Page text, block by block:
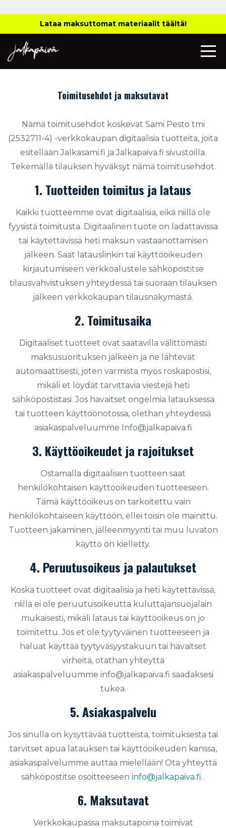
Lataa maksuttomat materiaalit täältä!
Toimitusehdot ja maksutavat
Nämä toimitusehdot koskevat Sami Pesto tmi
(2532711-4) -verkkokaupan digitaalisia tuotteita, joita
esitellään Jalkasami.fi ja Jalkapaiva.fi sivustoilla.
Tekemällä tilauksen hyväksyt nämä toimitusehdot.
1. Tuotteiden toimitus ja lataus
Kaikki tuotteemme ovat digitaalisia, eikä niillä ole
fyysistä toimitusta. Digitaalinen tuote on ladattavissa
tai käytettävissä heti maksun vastaanottamisen
jälkeen. Saat latauslinkin tai käyttöoikeuden
kirjautumiseen verkkoalustele sähköpostitse
tilausvahvistuksen yhteydessä tai suoraan tilauksen
jälkeen verkkokaupan tilausnäkymästä.
2. Toimitusaika
Digitaaliset tuotteet ovat saatavilla välittömästi
maksusuorituksen jälkeen ja ne lähtevät
automaattisesti, joten varmista myös roskapostisi,
mikäli et löydät tarvittavia viestejä heti
sähköpostistasi. Jos havaitset ongelmia latauksessa
tai tuotteen käyttöönotossa, olethan yhteydessä
asiakaspalveluumme Info@jalkapaiva.fi
3. Käyttöoikeudet ja rajoitukset
Ostamalla digitaalisen tuotteen saat
henkilökohtaisen käyttöoikeuden tuotteeseen.
Tämä käyttöoikeus on tarkoitettu vain
henkilökohtaiseen käyttöön, ellei toisin ole mainittu.
Tuotteen jakaminen, jälleenmyynti tai muu luvaton
käyttö on kielletty.
4. Peruutusoikeus ja palautukset
Koska tuotteet ovat digitaalisia ja heti käytettävissä,
niillä ei ole peruutusoikeutta kuluttajansuojalain
mukaisesti, mikäli lataus tai käyttöoikeus on jo
toimitettu. Jos et ole tyytyväinen tuotteeseen ja
haluat käyttää tyytyväsyystakuun tai havaitset
virheitä, otathan yhteyttä
asiakaspalveluumme info@jalkapaiva.fi saadaksesi
tukea.
5. Asiakaspalvelu
Jos sinulla on kysyttävää tuotteista, toimituksesta tai
tarvitset apua latauksen tai käyttöoikeuden kanssa,
asiakaspalvelumme auttaa mielellään! Ota yhteyttä
sähköpostitse osoitteeseen info@jalkapaiva.fi.
6. Maksutavat
Verkkokaupassa maksutapoina toimivat